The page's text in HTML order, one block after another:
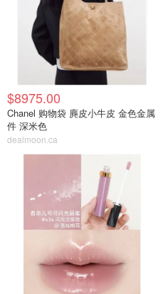
$8975.00
Chanel 购物袋 麂皮小牛皮 金色金属
件 深米色
dealmoon.ca